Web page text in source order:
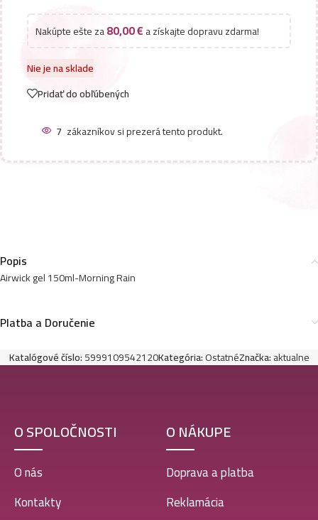
Nakúpte ešte za80,00€a získajte dopravu zdarma!
Nie je na sklade
Pridať do obľúbených
7 zákazníkov si prezerá tento produkt.
Popis
Airwick gel 150ml-Morning Rain
Platba a Doručenie
Katalógové číslo:5999109542120Kategória:OstatnéZnačka:aktualne
O SPOLOČNOSTI
O nás
Kontakty
O NÁKUPE
Doprava a platba
Reklamácia